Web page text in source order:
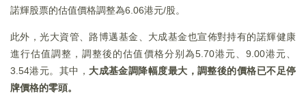
諾輝股票的估值價格調整為6.06港元/股。
此外，光大資管、路博邁基金、大成基金也宣佈對持有的諾輝健康
進行估值調整，調整後的估值價格分别為5.70港元、9.00港元、
3.54港元。其中， 大成基金調降幅度最大，調整後的價格已不足停
牌價格的零頭。